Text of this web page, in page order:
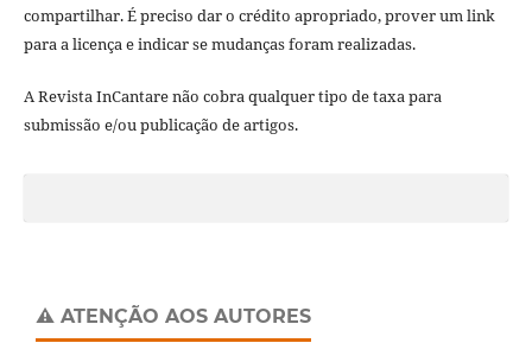
compartilhar. É preciso dar o crédito apropriado, prover um link
para a licença e indicar se mudanças foram realizadas.
A Revista InCantare não cobra qualquer tipo de taxa para
submissão e/ou publicação de artigos.
⚠️ ATENÇÃO AOS AUTORES